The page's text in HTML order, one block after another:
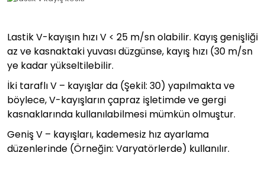
Lastik V-kayışın hızı V < 25 m/sn olabilir. Kayış genişliği
az ve kasnaktaki yuvası düzgünse, kayış hızı (30 m/sn
ye kadar yükseltilebilir.
İki taraflı V – kayışlar da (Şekil: 30) yapılmakta ve
böylece, V-kayışların çapraz işletimde ve gergi
kasnaklarında kullanılabilmesi mümkün olmuştur.
Geniş V – kayışları, kademesiz hız ayarlama
düzenlerinde (Örneğin: Varyatörlerde) kullanılır.